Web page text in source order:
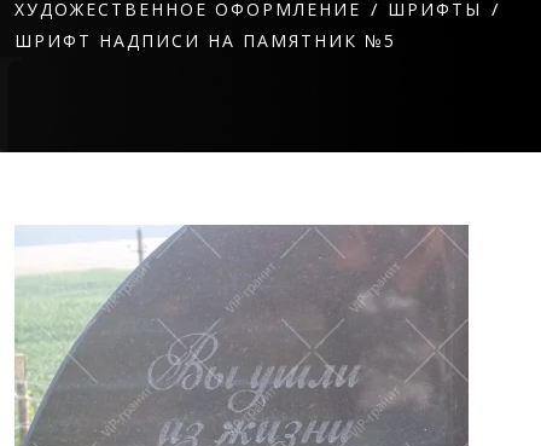
ХУДОЖЕСТВЕННОЕ ОФОРМЛЕНИЕ / ШРИФТЫ /
ШРИФТ НАДПИСИ НА ПАМЯТНИК №5